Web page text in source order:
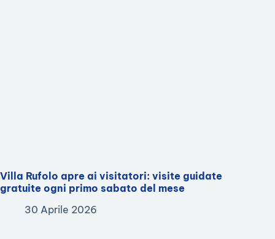
Villa Rufolo apre ai visitatori: visite guidate
gratuite ogni primo sabato del mese
30 Aprile 2026